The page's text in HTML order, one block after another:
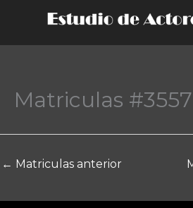
contenido
Matriculas #3557
← Matriculas anterior